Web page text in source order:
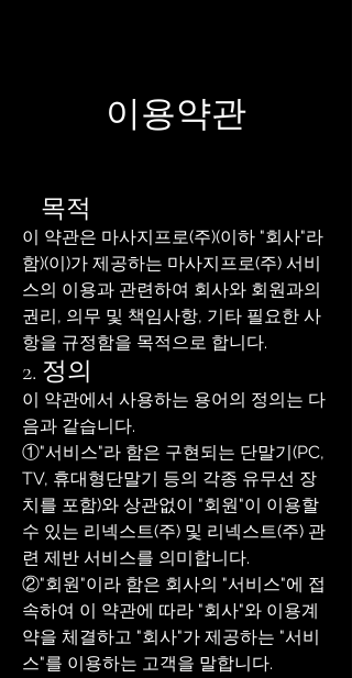
​이용약관
목적
이 약관은 마사지프로(주)(이하 "회사"라
함)(이)가 제공하는 마사지프로(주) 서비
스의 이용과 관련하여 회사와 회원과의
권리, 의무 및 책임사항, 기타 필요한 사
항을 규정함을 목적으로 합니다.
2. 정의
이 약관에서 사용하는 용어의 정의는 다
음과 같습니다.
①"서비스"라 함은 구현되는 단말기(PC,
TV, 휴대형단말기 등의 각종 유무선 장
치를 포함)와 상관없이 "회원"이 이용할
수 있는 리넥스트(주) 및 리넥스트(주) 관
련 제반 서비스를 의미합니다.
②"회원"이라 함은 회사의 "서비스"에 접
속하여 이 약관에 따라 "회사"와 이용계
약을 체결하고 "회사"가 제공하는 "서비
스"를 이용하는 고객을 말합니다.